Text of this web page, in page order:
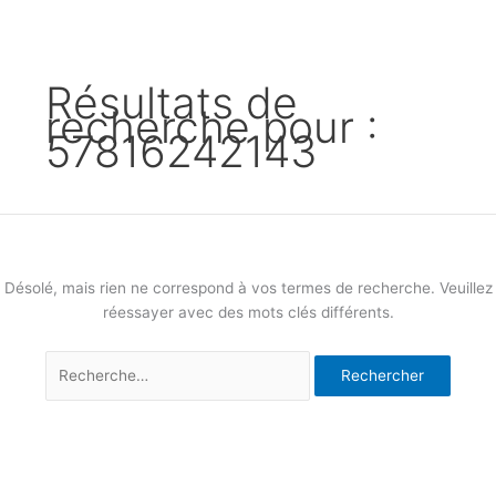
Résultats de
recherche pour :
57816242143
Désolé, mais rien ne correspond à vos termes de recherche. Veuillez
réessayer avec des mots clés différents.